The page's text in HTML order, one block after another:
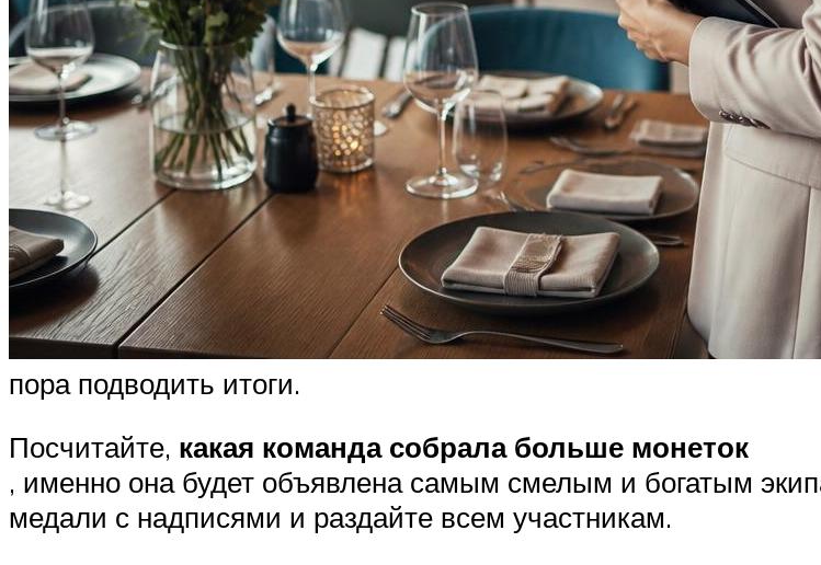
пора подводить итоги.
Посчитайте, какая команда собрала больше монеток
, именно она будет объявлена самым смелым и богатым
медали с надписями и раздайте всем участникам.